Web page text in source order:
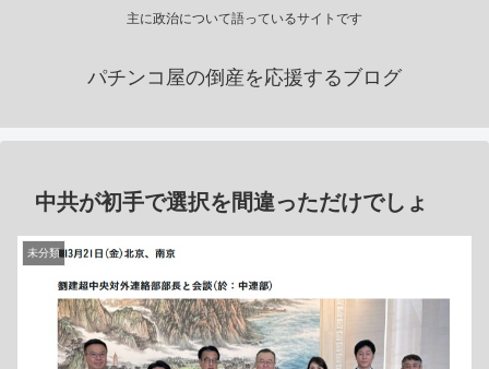
主に政治について語っているサイトです
パチンコ屋の倒産を応援するブログ
中共が初手で選択を間違っただけでしょ
未分類